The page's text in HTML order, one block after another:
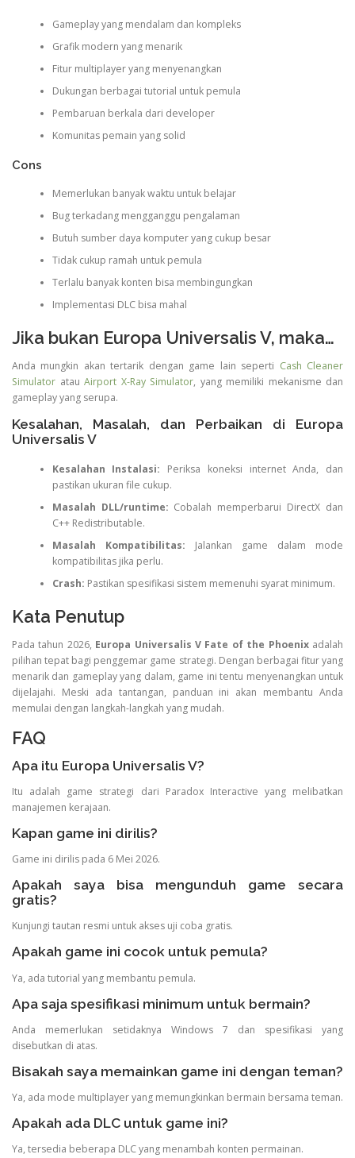
Gameplay yang mendalam dan kompleks
Grafik modern yang menarik
Fitur multiplayer yang menyenangkan
Dukungan berbagai tutorial untuk pemula
Pembaruan berkala dari developer
Komunitas pemain yang solid
Cons
Memerlukan banyak waktu untuk belajar
Bug terkadang mengganggu pengalaman
Butuh sumber daya komputer yang cukup besar
Tidak cukup ramah untuk pemula
Terlalu banyak konten bisa membingungkan
Implementasi DLC bisa mahal
Jika bukan Europa Universalis V, maka…
Anda mungkin akan tertarik dengan game lain seperti Cash Cleaner
Simulator atau Airport X-Ray Simulator, yang memiliki mekanisme dan
gameplay yang serupa.
Kesalahan, Masalah, dan Perbaikan di Europa
Universalis V
Kesalahan Instalasi: Periksa koneksi internet Anda, dan
pastikan ukuran file cukup.
Masalah DLL/runtime: Cobalah memperbarui DirectX dan
C++ Redistributable.
Masalah Kompatibilitas: Jalankan game dalam mode
kompatibilitas jika perlu.
Crash: Pastikan spesifikasi sistem memenuhi syarat minimum.
Kata Penutup
Pada tahun 2026, Europa Universalis V Fate of the Phoenixadalah
pilihan tepat bagi penggemar game strategi. Dengan berbagai fitur yang
menarik dan gameplay yang dalam, game ini tentu menyenangkan untuk
dijelajahi. Meski ada tantangan, panduan ini akan membantu Anda
memulai dengan langkah-langkah yang mudah.
FAQ
Apa itu Europa Universalis V?
Itu adalah game strategi dari Paradox Interactive yang melibatkan
manajemen kerajaan.
Kapan game ini dirilis?
Game ini dirilis pada 6 Mei 2026.
Apakah saya bisa mengunduh game secara
gratis?
Kunjungi tautan resmi untuk akses uji coba gratis.
Apakah game ini cocok untuk pemula?
Ya, ada tutorial yang membantu pemula.
Apa saja spesifikasi minimum untuk bermain?
Anda memerlukan setidaknya Windows 7 dan spesifikasi yang
disebutkan di atas.
Bisakah saya memainkan game ini dengan teman?
Ya, ada mode multiplayer yang memungkinkan bermain bersama teman.
Apakah ada DLC untuk game ini?
Ya, tersedia beberapa DLC yang menambah konten permainan.